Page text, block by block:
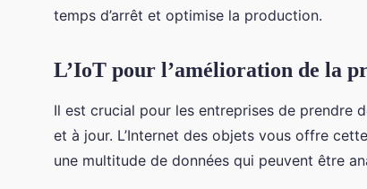
temps d’arrêt et optimise la production.
L’IoT pour l’amélioration de la
Il est crucial pour les entreprises de prendre
et à jour. L’Internet des objets vous offre
une multitude de données qui peuvent être